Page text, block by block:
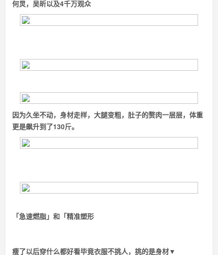
何炅，吴昕以及4千万观众
因为久坐不动，身材走样，大腿变粗，肚子的赘肉一层层，体重
更是飙升到了130斤。
「急速燃脂」和「精准塑形
瘦了以后穿什么都好看毕竟衣服不挑人，挑的是身材▼